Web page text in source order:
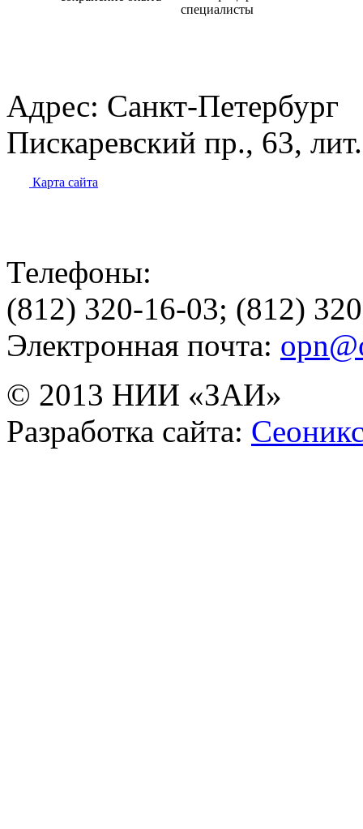
специалисты
Адрес: Санкт-Петербург
Пискаревский пр., 63,
Карта сайта
Телефоны:
(812) 320-16-03; (812)
Электронная почта:
© 2013 НИИ «ЗАИ»
Разработка сайта: